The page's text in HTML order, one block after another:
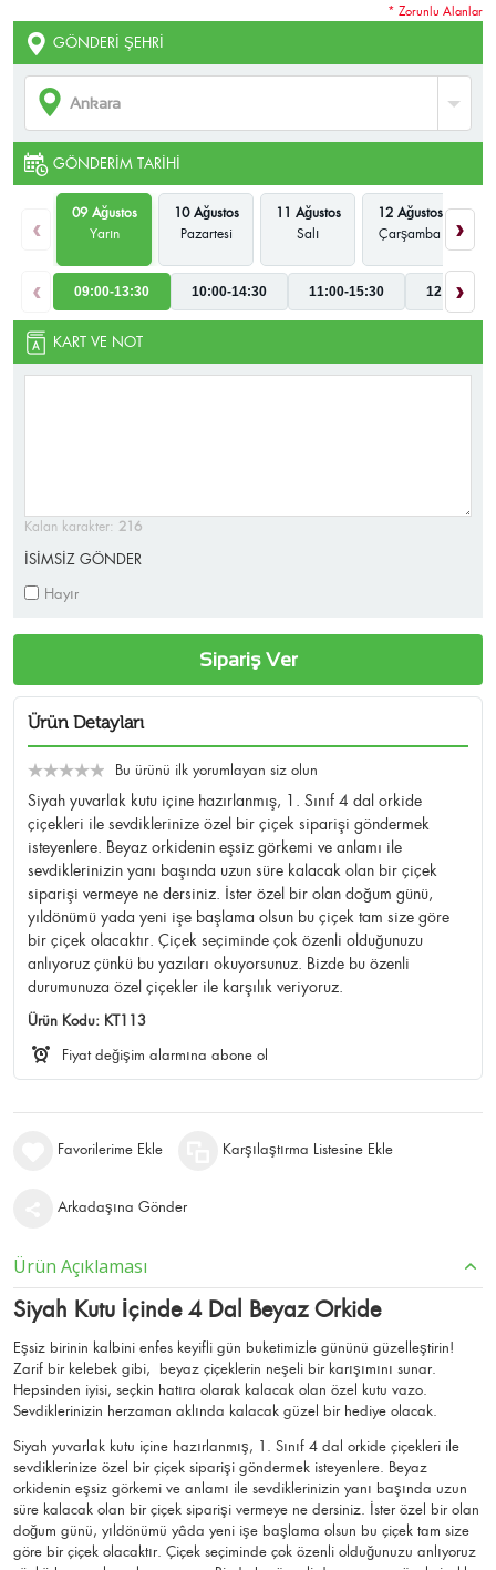
GÖNDERI ŞEHRI
GÖNDERIM TARIHI
‹
09 Ağustos
Yarın
10 Ağustos
Pazartesi
11 Ağustos
Salı
12 Ağustos
Çarşamba
›
‹ 09:00-13:30 10:00-14:30 11:00-15:30 12:00-
›
KART VE NOT
Kalan karakter: 216
İSİMSİZ GÖNDER
Hayır
* Zorunlu Alanlar
Sipariş Ver
Ürün Detayları
Bu ürünü ilk yorumlayan siz olun
Siyah yuvarlak kutu içine hazırlanmış, 1. Sınıf 4 dal orkide
çiçekleri ile sevdiklerinize özel bir çiçek siparişi göndermek
isteyenlere. Beyaz orkidenin eşsiz görkemi ve anlamı ile
sevdiklerinizin yanı başında uzun süre kalacak olan bir çiçek
siparişi vermeye ne dersiniz. İster özel bir olan doğum günü,
yıldönümü yada yeni işe başlama olsun bu çiçek tam size göre
bir çiçek olacaktır. Çiçek seçiminde çok özenli olduğunuzu
anlıyoruz çünkü bu yazıları okuyorsunuz. Bizde bu özenli
durumunuza özel çiçekler ile karşılık veriyoruz.
Ürün Kodu: KT113
Fiyat değişim alarmına abone ol
Favorilerime Ekle Karşılaştırma Listesine Ekle
Arkadaşına Gönder
Ürün Açıklaması
Siyah Kutu İçinde 4 Dal Beyaz Orkide
Eşsiz birinin kalbini enfes keyifli gün buketimizle gününü güzelleştirin!
Zarif bir kelebek gibi, beyaz çiçeklerin neşeli bir karışımını sunar.
Hepsinden iyisi, seçkin hatıra olarak kalacak olan özel kutu vazo.
Sevdiklerinizin herzaman aklında kalacak güzel bir hediye olacak.
Siyah yuvarlak kutu içine hazırlanmış, 1. Sınıf 4 dal orkide çiçekleri ile
sevdiklerinize özel bir çiçek siparişi göndermek isteyenlere. Beyaz
orkidenin eşsiz görkemi ve anlamı ile sevdiklerinizin yanı başında uzun
süre kalacak olan bir çiçek siparişi vermeye ne dersiniz. İster özel bir olan
doğum günü, yıldönümü yâda yeni işe başlama olsun bu çiçek tam size
göre bir çiçek olacaktır. Çiçek seçiminde çok özenli olduğunuzu anlıyoruz